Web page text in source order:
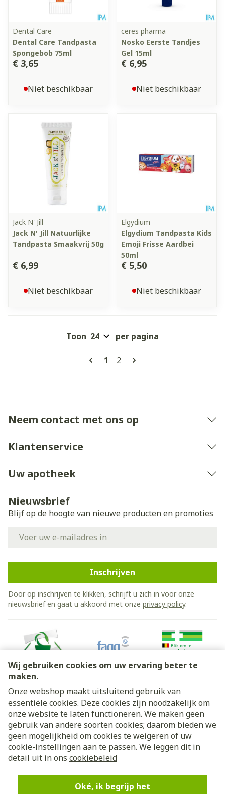
Wij gebruiken cookies om uw ervaring beter te
maken.
Onze webshop maakt uitsluitend gebruik van
essentiële cookies. Deze cookies zijn noodzakelijk om
onze website te laten functioneren. We maken geen
gebruik van andere soorten cookies; daarom bieden we
geen mogelijkheid om cookies te weigeren of uw
cookie-instellingen aan te passen. We leggen dit in
detail uit in ons cookiebeleid
Oké, ik begrijp het
Dental Care
Dental Care Tandpasta
Spongebob 75ml
€ 3,65
Niet beschikbaar
ceres pharma
Nosko Eerste Tandjes
Gel 15ml
€ 6,95
Niet beschikbaar
Jack N' Jill
Jack N' Jill Natuurlijke
Tandpasta Smaakvrij 50g
€ 6,99
Niet beschikbaar
Elgydium
Elgydium Tandpasta Kids
Emoji Frisse Aardbei
50ml
€ 5,50
Niet beschikbaar
Pagina's
U lees momenteel pagina
1 Pagina
2
Toon per pagina
Neem contact met ons op
Klantenservice
Uw apotheek
Nieuwsbrief
Blijf op de hoogte van nieuwe producten en promoties
Inschrijven
Door op inschrijven te klikken, schrijft u zich in voor onze
nieuwsbrief en gaat u akkoord met onze privacy policy.
Juridische links